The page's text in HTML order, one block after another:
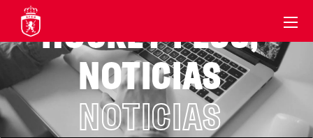
HOCKEY PLUS,
NOTICIAS
NOTICIAS